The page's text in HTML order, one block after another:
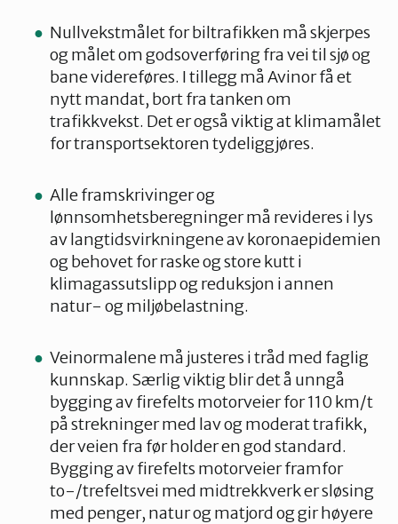
Nullvekstmålet for biltrafikken må skjerpes
og målet om godsoverføring fra vei til sjø og
bane videreføres. I tillegg må Avinor få et
nytt mandat, bort fra tanken om
trafikkvekst. Det er også viktig at klimamålet
for transportsektoren tydeliggjøres.
Alle framskrivinger og
lønnsomhetsberegninger må revideres i lys
av langtidsvirkningene av koronaepidemien
og behovet for raske og store kutt i
klimagassutslipp og reduksjon i annen
natur- og miljøbelastning.
Veinormalene må justeres i tråd med faglig
kunnskap. Særlig viktig blir det å unngå
bygging av firefelts motorveier for 110 km/t
på strekninger med lav og moderat trafikk,
der veien fra før holder en god standard.
Bygging av firefelts motorveier framfor
to-/trefeltsvei med midtrekkverk er sløsing
med penger, natur og matjord og gir høyere